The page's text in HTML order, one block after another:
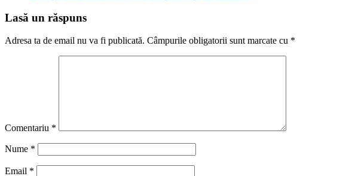
Lasă un răspuns
Adresa ta de email nu va fi publicată. Câmpurile obligatorii sunt marcate cu *
Comentariu *
Nume *
Email *